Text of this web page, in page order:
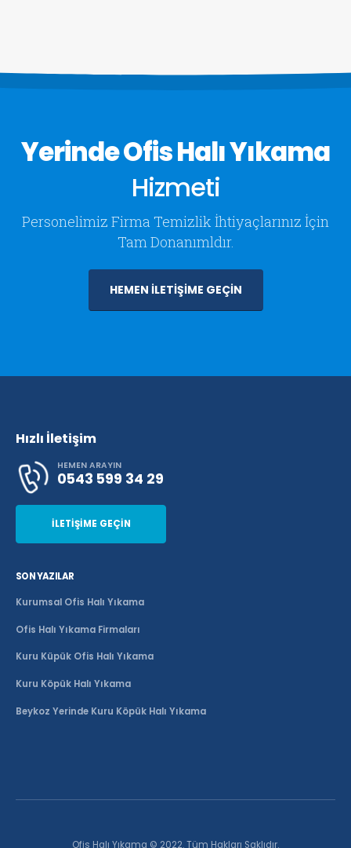
Yerinde Ofis Halı Yıkama
Hizmeti
Personelimiz Firma Temizlik İhtiyaçlarınız İçin
Tam Donanımldır.
HEMEN İLETİŞİME GEÇİN
Hızlı İletişim
HEMEN ARAYIN
0543 599 34 29
İLETİŞİME GEÇİN
SON YAZILAR
Kurumsal Ofis Halı Yıkama
Ofis Halı Yıkama Firmaları
Kuru Küpük Ofis Halı Yıkama
Kuru Köpük Halı Yıkama
Beykoz Yerinde Kuru Köpük Halı Yıkama
Ofis Halı Yıkama © 2022. Tüm Hakları Saklıdır.